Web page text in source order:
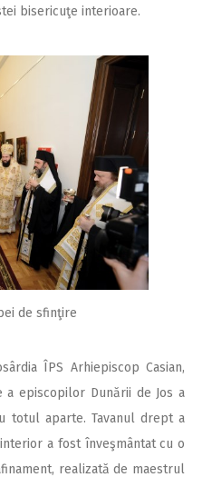
bisericuţe interioare.
de sfinţire
ÎPS Arhiepiscop Casian,
episcopilor Dunării de Jos a
totul aparte. Tavanul drept a
a fost înveşmântat cu o
realizată de maestrul